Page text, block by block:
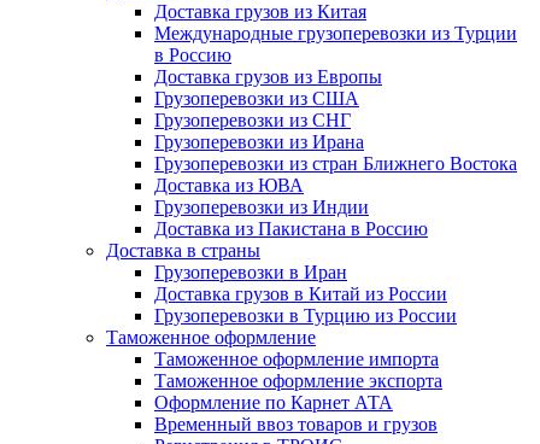
Доставка грузов из Китая
Международные грузоперевозки из Турции
в Россию
Доставка грузов из Европы
Грузоперевозки из США
Грузоперевозки из СНГ
Грузоперевозки из Ирана
Грузоперевозки из стран Ближнего Востока
Доставка из ЮВА
Грузоперевозки из Индии
Доставка из Пакистана в Россию
Доставка в страны
Грузоперевозки в Иран
Доставка грузов в Китай из России
Грузоперевозки в Турцию из России
Таможенное оформление
Таможенное оформление импорта
Таможенное оформление экспорта
Оформление по Карнет АТА
Временный ввоз товаров и грузов